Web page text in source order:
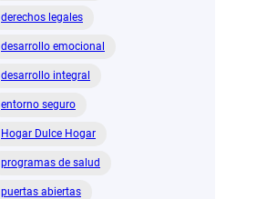
derechos legales
desarrollo emocional
desarrollo integral
entorno seguro
Hogar Dulce Hogar
programas de salud
puertas abiertas